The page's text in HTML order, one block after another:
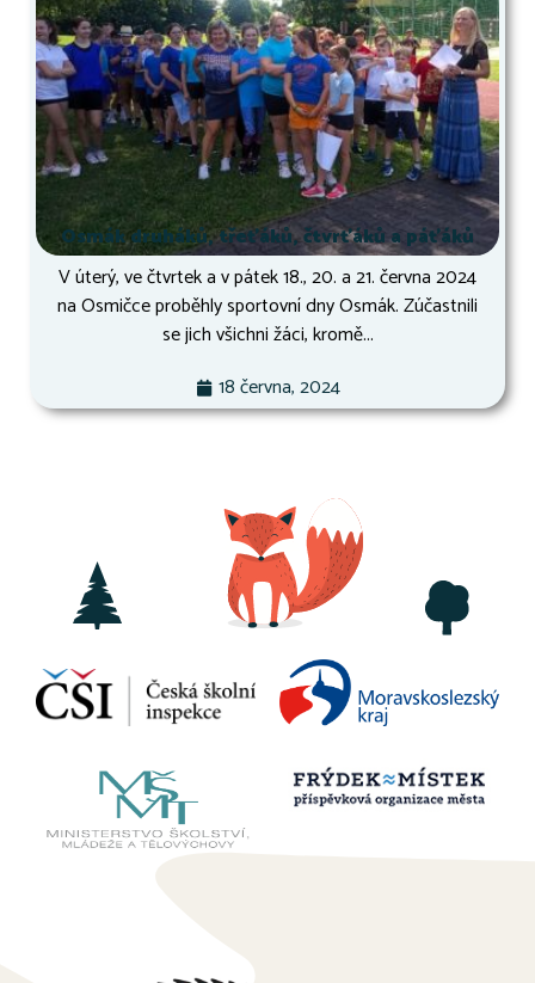
Osmák druháků, třeťáků, čtvrťáků a páťáků
V úterý, ve čtvrtek a v pátek 18., 20. a 21. června 2024
na Osmičce proběhly sportovní dny Osmák. Zúčastnili
se jich všichni žáci, kromě...
18 června, 2024